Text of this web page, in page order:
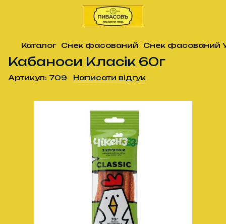
Каталог Снек фасований Снек фасований
Кабаноси Класік 60г
Артикул: 709 Написати відгук